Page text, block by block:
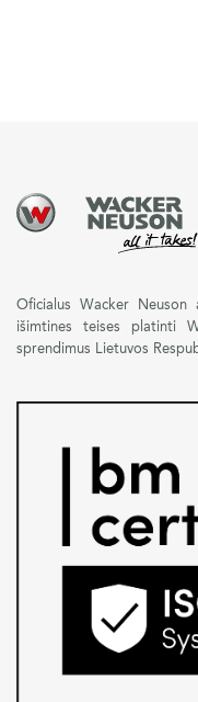
Oficialus Wacker Neuson
išimtines teises platinti
sprendimus Lietuvos